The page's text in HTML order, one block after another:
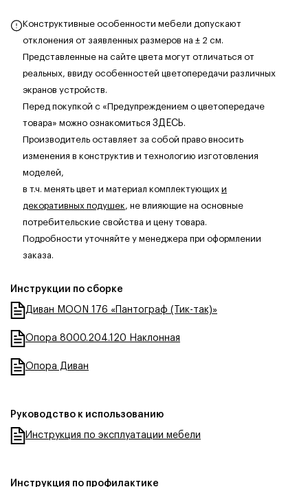
Конструктивные особенности мебели допускают
отклонения от заявленных размеров на ± 2 см.
Представленные на сайте цвета могут отличаться от
реальных, ввиду особенностей цветопередачи различных
экранов устройств.
Перед покупкой с «Предупреждением о цветопередаче
товара» можно ознакомиться ЗДЕСЬ.
Производитель оставляет за собой право вносить
изменения в конструктив и технологию изготовления
моделей,
в т.ч. менять цвет и материал комплектующих и
декоративных подушек, не влияющие на основные
потребительские свойства и цену товара.
Подробности уточняйте у менеджера при оформлении
заказа.
Инструкции по сборке
Диван MOON 176 «Пантограф (Тик-так)»
Опора 8000.204.120 Наклонная
Опора Диван
Руководство к использованию
Инструкция по эксплуатации мебели
Инструкция по профилактике